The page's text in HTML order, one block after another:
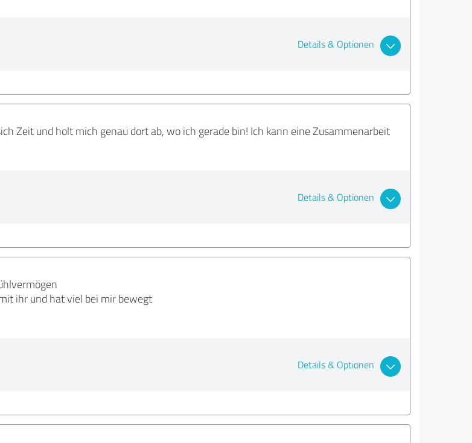
Details & Optionen
Zeit und holt mich genau dort ab, wo ich gerade bin! Ich kann eine Zusammenarbeit
Details & Optionen
ihr und hat viel bei mir bewegt
Details & Optionen